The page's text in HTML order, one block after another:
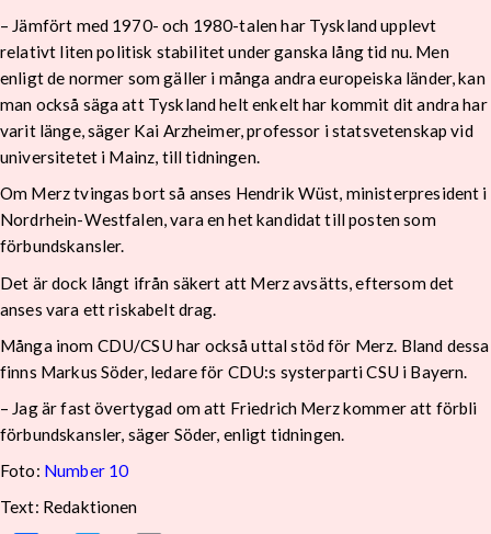
– Jämfört med 1970- och 1980-talen har Tyskland upplevt
relativt liten politisk stabilitet under ganska lång tid nu. Men
enligt de normer som gäller i många andra europeiska länder, kan
man också säga att Tyskland helt enkelt har kommit dit andra har
varit länge, säger Kai Arzheimer, professor i statsvetenskap vid
universitetet i Mainz, till tidningen.
Om Merz tvingas bort så anses Hendrik Wüst, ministerpresident i
Nordrhein-Westfalen, vara en het kandidat till posten som
förbundskansler.
Det är dock långt ifrån säkert att Merz avsätts, eftersom det
anses vara ett riskabelt drag.
Många inom CDU/CSU har också uttal stöd för Merz. Bland dessa
finns Markus Söder, ledare för CDU:s systerparti CSU i Bayern.
– Jag är fast övertygad om att Friedrich Merz kommer att förbli
förbundskansler, säger Söder, enligt tidningen.
Foto: Number 10
Text: Redaktionen